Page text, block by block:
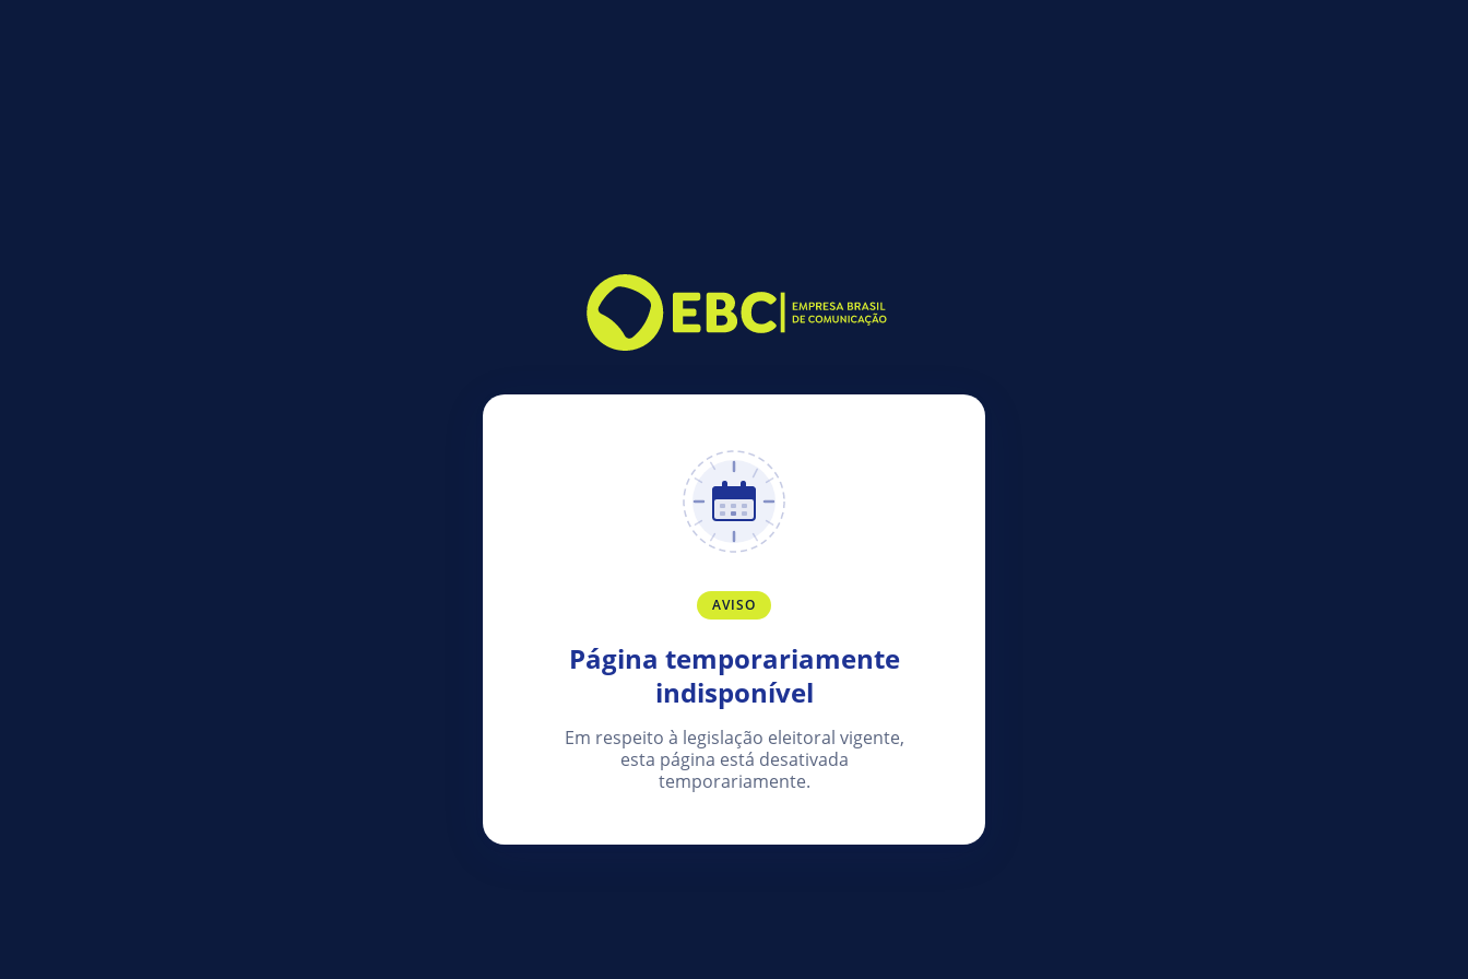
AVISO
Página temporariamente
indisponível
Em respeito à legislação eleitoral vigente,
esta página está desativada
temporariamente.